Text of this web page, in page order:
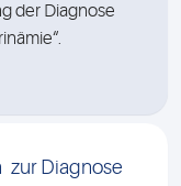
der Diagnose
zur Diagnose